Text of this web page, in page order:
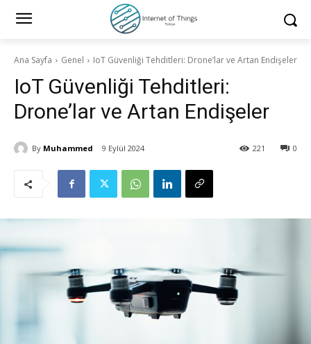
Ana Sayfa Genel IoT Güvenliği Tehditleri: Drone’lar ve Artan Endişeler
IoT Güvenliği Tehditleri:
Drone’lar ve Artan Endişeler
By Muhammed 9 Eylül 2024 0
221